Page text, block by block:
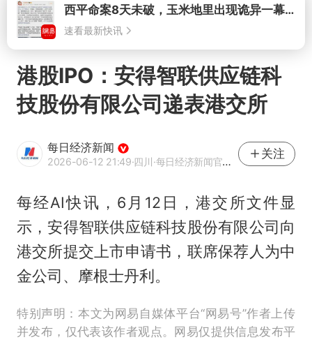
港股IPO：安得智联供应链科
技股份有限公司递表港交所
每日经济新闻
2026-06-12 21:49·四川·每日经济新闻官方网易号
关注
每经AI快讯，6月12日，港交所文件显
示，安得智联供应链科技股份有限公司向
港交所提交上市申请书，联席保荐人为中
金公司、摩根士丹利。
特别声明：本文为网易自媒体平台“网易号”作者上传
并发布，仅代表该作者观点。网易仅提供信息发布平